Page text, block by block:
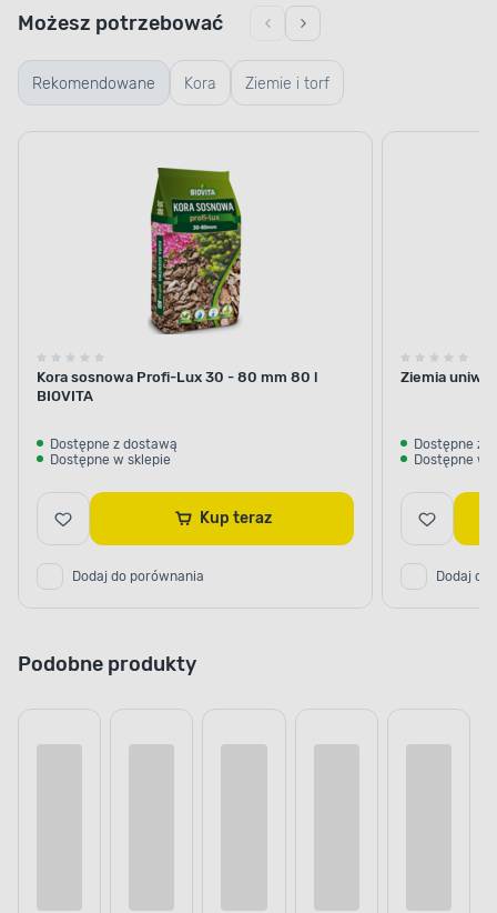
Rekomendowane Kora Ziemie i torf
Możesz potrzebować
Kora sosnowa Profi-Lux 30 - 80 mm 80 l
BIOVITA
Dostępne z dostawą
Dostępne w sklepie
Kup teraz
Dodaj do porównania
Ziemia
Dostępne z
Dostępne w
Dodaj do
Podobne produkty